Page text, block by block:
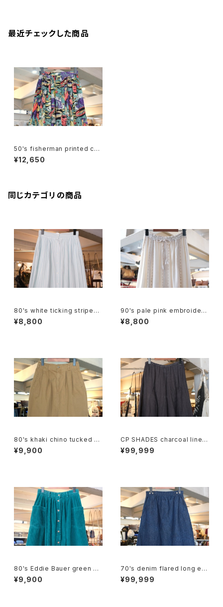
最近チェックした商品
50's fisherman printed cot
ton gathered Skirt
¥12,650
同じカテゴリの商品
80's white ticking striped
cotton flared Skirt
¥8,800
90's pale pink embroidere
d rayon easy Skirt
¥8,800
80's khaki chino tucked p
encil Skirt
¥9,900
CP SHADES charcoal linen
flared long Skirt
¥99,999
80's Eddie Bauer green co
rduroy flared Skirt
¥9,900
70's denim flared long ea
sy Skirt
¥99,999